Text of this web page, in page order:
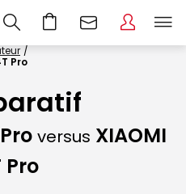
Pro
versus XIAOMI
Pro